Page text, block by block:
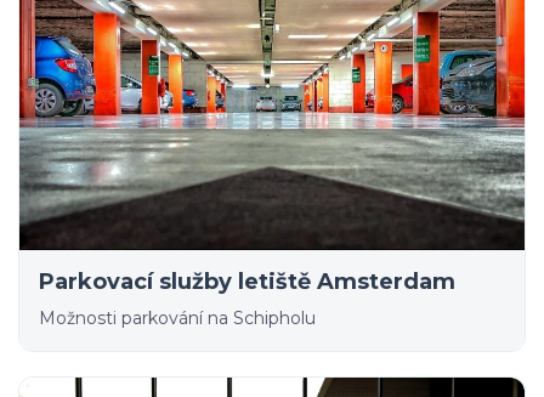
Parkovací služby letiště Amsterdam
Možnosti parkování na Schipholu